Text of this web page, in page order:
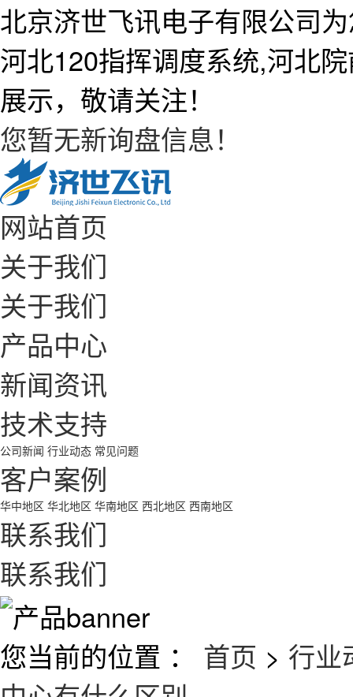
北京济世飞讯电子有限公司
河北120指挥调度系统,河北
展示，敬请关注！
您暂无新询盘信息！
网站首页
关于我们
关于我们
产品中心
新闻资讯
技术支持
公司新闻 行业动态 常见问题
客户案例
华中地区 华北地区 华南地区 西北地区 西南地区
联系我们
联系我们
您当前的位置 ： 首页 > 行业